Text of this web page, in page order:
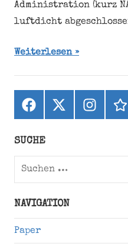
Administration (kurz
luftdicht
Weiterlesen
Facebook
X
(ehemals
Instagram
SUCHE
Suchen
NAVIGATION
Paper